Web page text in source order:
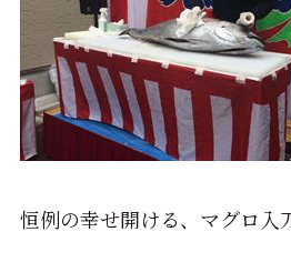
恒例の幸せ開ける、マグロ入